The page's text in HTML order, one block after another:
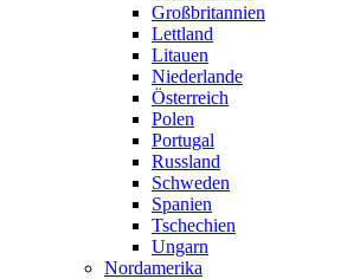
Großbritannien
Lettland
Litauen
Niederlande
Österreich
Polen
Portugal
Russland
Schweden
Spanien
Tschechien
Ungarn
Nordamerika